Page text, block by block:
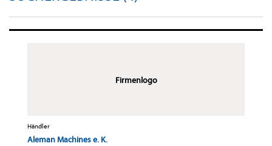
Firmenlogo
Händler
Aleman Machines e. K.